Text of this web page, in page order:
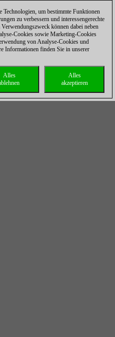
um bestimmte Funktionen
zu verbessern und interessengerechte
können dabei neben
Cookies sowie Marketing-Cookies
von Analyse-Cookies und
Informationen finden Sie in unserer
Alles
akzeptieren
Alles